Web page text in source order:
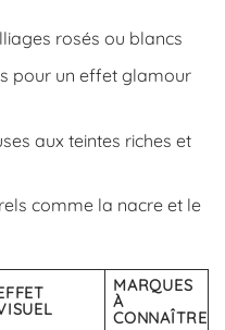
rosés ou blancs
pour un effet glamour
aux teintes riches et
comme la nacre et le
MARQUES
À
CONNAÎTRE